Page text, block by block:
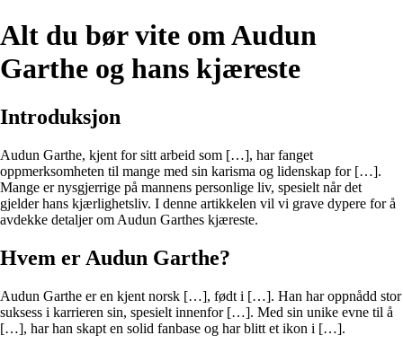
Alt du bør vite om Audun
Garthe og hans kjæreste
Introduksjon
Audun Garthe, kjent for sitt arbeid som […], har fanget
oppmerksomheten til mange med sin karisma og lidenskap for […].
Mange er nysgjerrige på mannens personlige liv, spesielt når det
gjelder hans kjærlighetsliv. I denne artikkelen vil vi grave dypere for å
avdekke detaljer om Audun Garthes kjæreste.
Hvem er Audun Garthe?
Audun Garthe er en kjent norsk […], født i […]. Han har oppnådd stor
suksess i karrieren sin, spesielt innenfor […]. Med sin unike evne til å
[…], har han skapt en solid fanbase og har blitt et ikon i […].